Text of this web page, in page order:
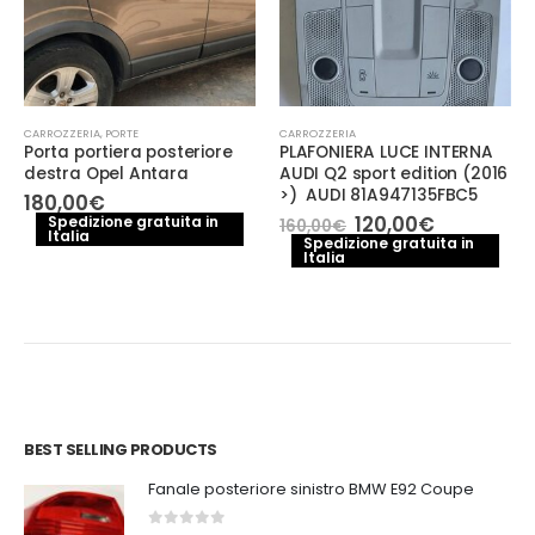
CARROZZERIA, PORTE
Porta portiera posteriore
destra Opel Antara
180,00€
Spedizione gratuita in
Italia
CARROZZERIA
PLAFONIERA LUCE INTERNA
AUDI Q2 sport edition (2016
>) AUDI 81A947135FBC5
160,00€ Il
prezzo
originale
120,00€Il
prezzo
attuale
Spedizione gratuita in
Italia
BEST SELLING PRODUCTS
Fanale posteriore sinistro BMW E92 Coupe